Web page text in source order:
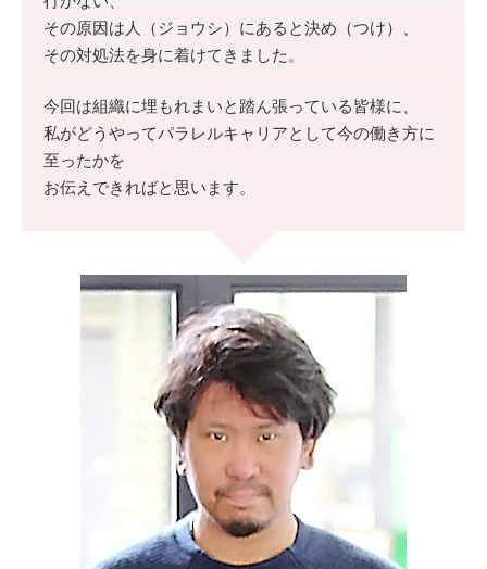
その原因は人（ジョウシ）にあると決め（つけ）、
その対処法を身に着けてきました。
今回は組織に埋もれまいと踏ん張っている皆様に、
私がどうやってパラレルキャリアとして今の働き方に
至ったかを
お伝えできればと思います。